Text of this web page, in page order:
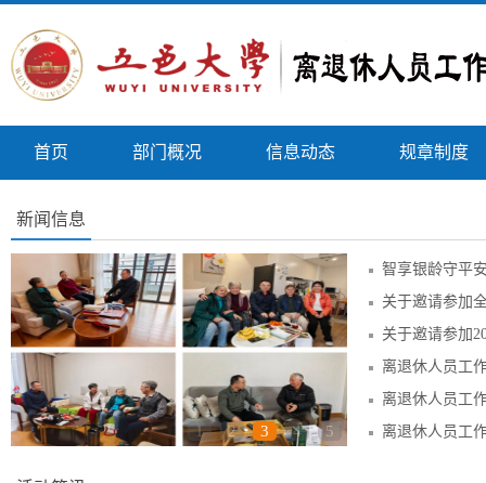
首页 部门概况 信息动态 规章制度
新闻信息
1 2 3 4 5 离退休人员工